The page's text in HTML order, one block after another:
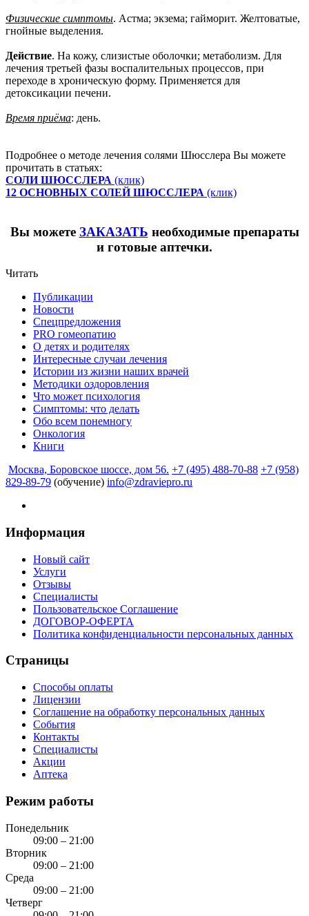
Физические симптомы. Астма; экзема; гайморит. Желтоватые,
гнойные выделения.
Действие. На кожу, слизистые оболочки; метаболизм. Для
лечения третьей фазы воспалительных процессов, при
переходе в хроническую форму. Применяется для
детоксикации печени.
Время приёма: день.
Подробнее о методе лечения солями Шюсслера Вы можете
прочитать в статьях:
СОЛИ ШЮССЛЕРА (клик)
12 ОСНОВНЫХ СОЛЕЙ ШЮССЛЕРА (клик)
Вы можете ЗАКАЗАТЬ необходимые препараты
и готовые аптечки.
Читать
Публикации
Новости
Спецпредложения
PRO гомеопатию
О детях и родителях
Интересные случаи лечения
Истории из жизни наших врачей
Методики оздоровления
Что может психология
Симптомы: что делать
Обо всем понемногу
Онкология
Книги
Москва, Боровское шоссе, дом 56. +7 (495) 488-70-88 +7 (958)
829-89-79 (обучение) info@zdraviepro.ru
Информация
Новый сайт
Услуги
Отзывы
Специалисты
Пользовательское Соглашение
ДОГОВОР-ОФЕРТА
Политика конфиденциальности персональных данных
Страницы
Способы оплаты
Лицензии
Соглашение на обработку персональных данных
События
Контакты
Специалисты
Акции
Аптека
Режим работы
Понедельник
09:00 – 21:00
Вторник
09:00 – 21:00
Среда
09:00 – 21:00
Четверг